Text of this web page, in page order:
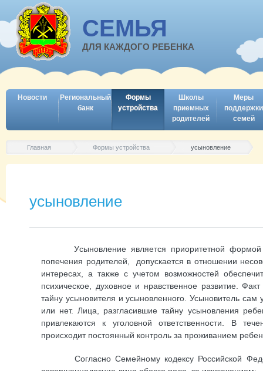
СЕМЬЯ
ДЛЯ КАЖДОГО РЕБЕНКА
Новости
Региональный
банк
Формы
устройства
Школы
приемных
родителей
Меры
поддержки
семей
Главная Формы устройства усыновление
усыновление
Усыновление является приоритетной формой
попечения родителей, допускается в отношении
интересах, а также с учетом возможностей
психическое, духовное и нравственное развитие.
тайну усыновителя и усыновленного. Усыновитель сам
или нет. Лица, разгласившие тайну усыновления
привлекаются к уголовной ответственности. В
происходит постоянный контроль за проживанием
Согласно Семейному кодексу Российской